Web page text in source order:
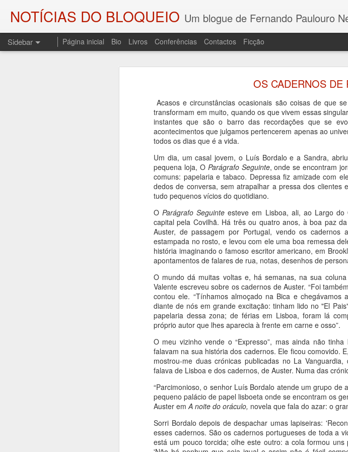
OS CADERNOS DE
Acasos e circunstâncias ocasionais são coisas de que
transformam em muito, quando os que vivem essas
instantes que são o barro das recordações que se
acontecimentos que julgamos pertencerem apenas ao
todos os dias que é a vida.
Um dia, um casal jovem, o Luís Bordalo e a Sandra,
pequena loja, O Parágrafo Seguinte, onde se encontram
comuns: papelaria e tabaco. Depressa fiz amizade com
dedos de conversa, sem atrapalhar a pressa dos
tudo pequenos vícios do quotidiano.
OParágrafo Seguinte esteve em Lisboa, ali, ao Largo
capital pela Covilhã. Há três ou quatro anos, à boa paz
Auster, de passagem por Portugal, vendo os
estampada no rosto, e levou com ele uma boa remessa
história imaginando o famoso escritor americano, em
apontamentos de falares de rua, notas, desenhos de
O mundo dá muitas voltas e, há semanas, na sua
Valente escreveu sobre os cadernos de Auster. “Foi
contou ele. “Tínhamos almoçado na Bica e
diante de nós em grande excitação: tinham lido no "El
papelaria dessa zona; de férias em Lisboa, foram lá
próprio autor que lhes aparecia à frente em carne e osso”.
O meu vizinho vende o “Expresso”, mas ainda não
falavam na sua história dos cadernos. Ele ficou comovido.
mostrou-me duas crónicas publicadas no La
falava de Lisboa e dos cadernos, de Auster. Numa das
“Parcimonioso, o senhor Luís Bordalo atende um grupo
pequeno palácio de papel lisboeta onde se encontram os
Auster emA noite do oráculo, novela que fala do azar: o
Sorri Bordalo depois de despachar umas lapiseiras:
esses cadernos. São os cadernos portugueses de toda a
está um pouco torcida; olhe este outro: a cola formou
NOTÍCIAS DO BLOQUEIO Um blogue de Fernando Paulouro
Sidebar Página inicial Bio Livros Conferências Contactos Ficção
As SOMBRAS DO COMBATENTE E OS
Regresso a esta coluna para dar notícia do
Sombras do Combatente, editado com o O Tribunal das
resgata do esquecimento uma figura da resistência,
ditadura do Estado Novo, o fascismo de Franco e o
A sessão de apresentação realiza-se no dia 5 de
de Andrade, no Fundão.
Publicado 23rd September 2025por
Etiquetas:As Sombras do Combatente
0 Adicione um comentário